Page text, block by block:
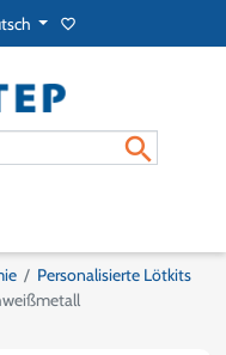
favorite_border

Personalisierte Lötkits